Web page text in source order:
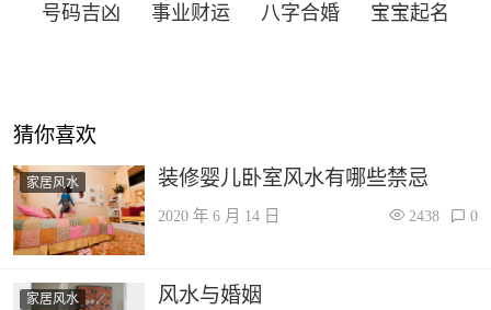
号码吉凶 事业财运 八字合婚 宝宝起名
猜你喜欢
家居风水 装修婴儿卧室风水有哪些禁忌
2020 年 6 月 14 日 2438 0
家居风水 风水与婚姻